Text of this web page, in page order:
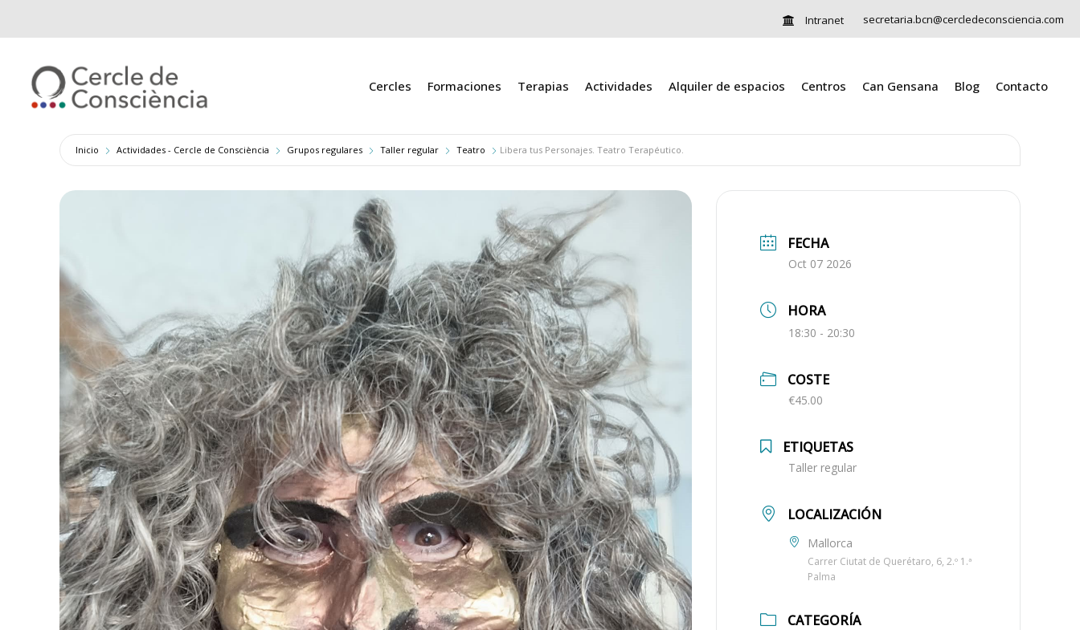
Intranet secretaria.bcn@cercledeconsciencia.com
Cercles Formaciones Terapias Actividades Alquiler de espacios Centros Can Gensana Blog Contacto
Inicio Actividades - Cercle de Consciència Grupos regulares Taller regular Teatro Libera tus Personajes. Teatro Terapéutico.
FECHA
Oct 07 2026
HORA
18:30 - 20:30
COSTE
€45.00
ETIQUETAS
Taller regular
LOCALIZACIÓN
Mallorca
Carrer Ciutat de Querétaro, 6, 2.º 1.ª
Palma
CATEGORÍA